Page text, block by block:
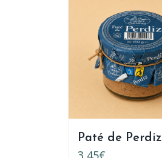
Paté de Perdiz
3,45€